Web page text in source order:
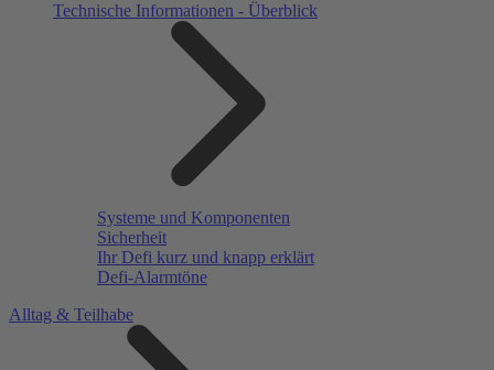
Technische Informationen - Überblick
Systeme und Komponenten
Sicherheit
Ihr Defi kurz und knapp erklärt
Defi-Alarmtöne
Alltag & Teilhabe